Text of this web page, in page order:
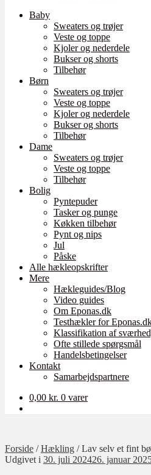
Baby
Sweaters og trøjer
Veste og toppe
Kjoler og nederdele
Bukser og shorts
Tilbehør
Børn
Sweaters og trøjer
Veste og toppe
Kjoler og nederdele
Bukser og shorts
Tilbehør
Dame
Sweaters og trøjer
Veste og toppe
Tilbehør
Bolig
Pyntepuder
Tasker og punge
Køkken tilbehør
Pynt og nips
Jul
Påske
Alle hækleopskrifter
Mere
Hækleguides/Blog
Video guides
Om Eponas.dk
Testhækler for
Klassifikation af
Ofte stillede spørgsmål
Handelsbetingelser
Kontakt
Samarbejdspartnere
0,00 kr. 0 varer
Forside /Hækling /Lav selv et fint
Udgivet i 30. juli 202426. januar